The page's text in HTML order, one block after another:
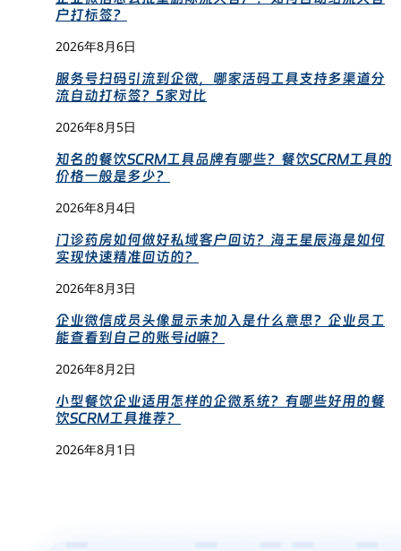
户打标签？
2026年8月6日
服务号扫码引流到企微，哪家活码工具支持多渠道分
流自动打标签？5家对比
2026年8月5日
知名的餐饮SCRM工具品牌有哪些？餐饮SCRM工具的
价格一般是多少？
2026年8月4日
门诊药房如何做好私域客户回访？海王星辰海是如何
实现快速精准回访的？
2026年8月3日
企业微信成员头像显示未加入是什么意思？企业员工
能查看到自己的账号id嘛？
2026年8月2日
小型餐饮企业适用怎样的企微系统？有哪些好用的餐
饮SCRM工具推荐？
2026年8月1日